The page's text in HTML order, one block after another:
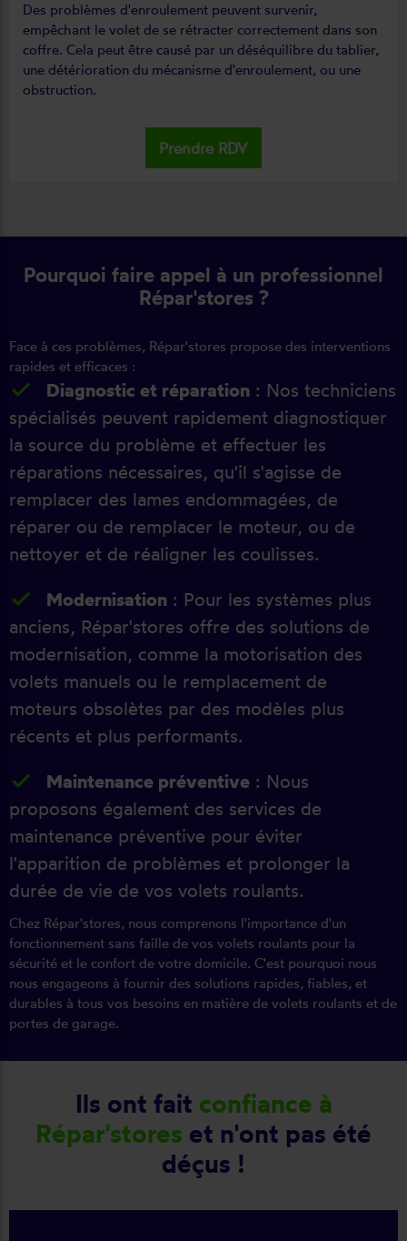
Des problèmes d'enroulement peuvent survenir,
empêchant le volet de se rétracter correctement dans son
coffre. Cela peut être causé par un déséquilibre du tablier,
une détérioration du mécanisme d'enroulement, ou une
obstruction.
Prendre RDV
Pourquoi faire appel à un professionnel
Répar'stores ?
Face à ces problèmes, Répar'stores propose des interventions
rapides et efficaces :
Diagnostic et réparation : Nos techniciens
spécialisés peuvent rapidement diagnostiquer
la source du problème et effectuer les
réparations nécessaires, qu'il s'agisse de
remplacer des lames endommagées, de
réparer ou de remplacer le moteur, ou de
nettoyer et de réaligner les coulisses.
Modernisation : Pour les systèmes plus
anciens, Répar'stores offre des solutions de
modernisation, comme la motorisation des
volets manuels ou le remplacement de
moteurs obsolètes par des modèles plus
récents et plus performants.
Maintenance préventive : Nous
proposons également des services de
maintenance préventive pour éviter
l'apparition de problèmes et prolonger la
durée de vie de vos volets roulants.
Chez Répar'stores, nous comprenons l'importance d'un
fonctionnement sans faille de vos volets roulants pour la
sécurité et le confort de votre domicile. C'est pourquoi nous
nous engageons à fournir des solutions rapides, fiables, et
durables à tous vos besoins en matière de volets roulants et de
portes de garage.
Ils ont fait confiance à
Répar'stores et n'ont pas été
déçus !